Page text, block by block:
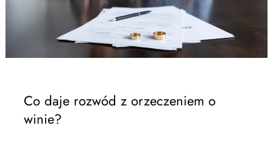
Co daje rozwód z orzeczeniem o
winie?